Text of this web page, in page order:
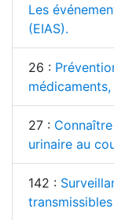
Les
(EIAS).
26 :
27 :
urinaire au
142 :
transmissibles